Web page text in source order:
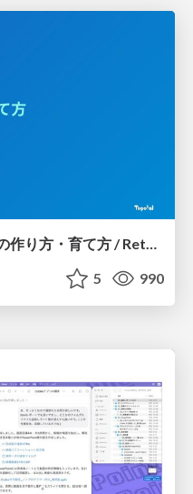
もう一度考える SRE チームの作り方・育て方 / Rethinking SRE #1: Building and Growing SRE Teams
5 990